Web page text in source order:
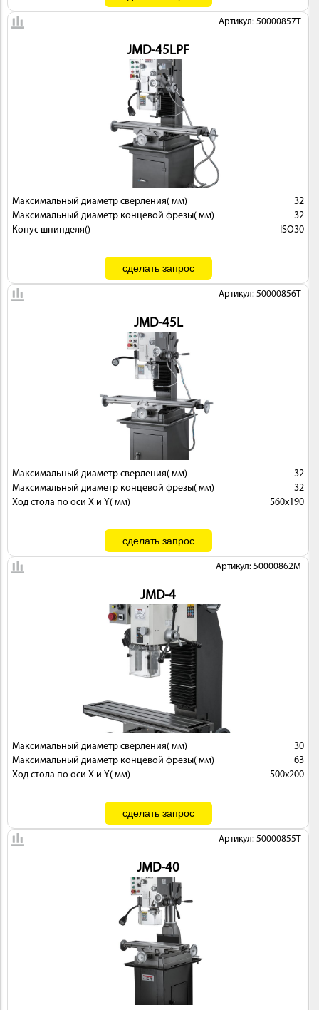
Артикул: 50000857T
JMD-45LPF
Максимальный диаметр сверления( мм)
32
Максимальный диаметр концевой фрезы( мм)
32
Конус шпинделя()
ISO30
Артикул: 50000856T
JMD-45L
Максимальный диаметр сверления( мм)
32
Максимальный диаметр концевой фрезы( мм)
32
Ход стола по оси X и Y( мм)
560х190
Артикул: 50000862M
JMD-4
Максимальный диаметр сверления( мм)
30
Максимальный диаметр концевой фрезы( мм)
63
Ход стола по оси X и Y( мм)
500x200
Артикул: 50000855T
JMD-40